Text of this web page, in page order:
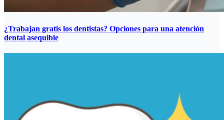
¿Trabajan gratis los dentistas? Opciones para una atención
dental asequible